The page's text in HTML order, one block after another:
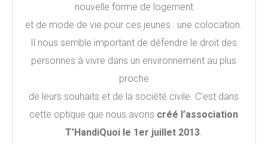
nouvelle forme de logement
et de mode de vie pour ces jeunes : une colocation.
Il nous semble important de défendre le droit des
personnes à vivre dans un environnement au plus
proche
de leurs souhaits et de la société civile. C’est dans
cette optique que nous avons créé l’association
T’HandiQuoi le 1er juillet 2013.